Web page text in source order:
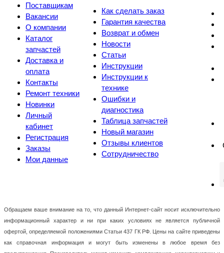
Поставщикам
Вакансии
О компании
Каталог
запчастей
Доставка и
оплата
Контакты
Ремонт техники
Новинки
Личный
кабинет
Регистрация
Заказы
Мои данные
Как сделать заказ
Гарантия качества
Возврат и обмен
Новости
Статьи
Инструкции
Инструкции к
технике
Ошибки и
диагностика
Таблица запчастей
Новый магазин
Отзывы клиентов
Сотрудничество
Обращаем ваше внимание на то, что данный Интернет-сайт носит исключительно
информационный характер и ни при каких условиях не является публичной
офертой, определяемой положениями Статьи 437 ГК РФ. Цены на сайте приведены
как справочная информация и могут быть изменены в любое время без